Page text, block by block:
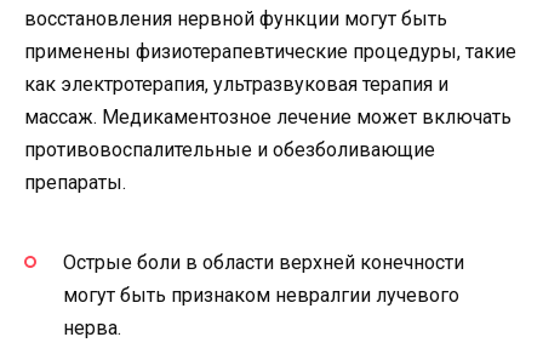
восстановления нервной функции могут быть
применены физиотерапевтические процедуры, такие
как электротерапия, ультразвуковая терапия и
массаж. Медикаментозное лечение может включать
противовоспалительные и обезболивающие
препараты.
Острые боли в области верхней конечности
могут быть признаком невралгии лучевого
нерва.